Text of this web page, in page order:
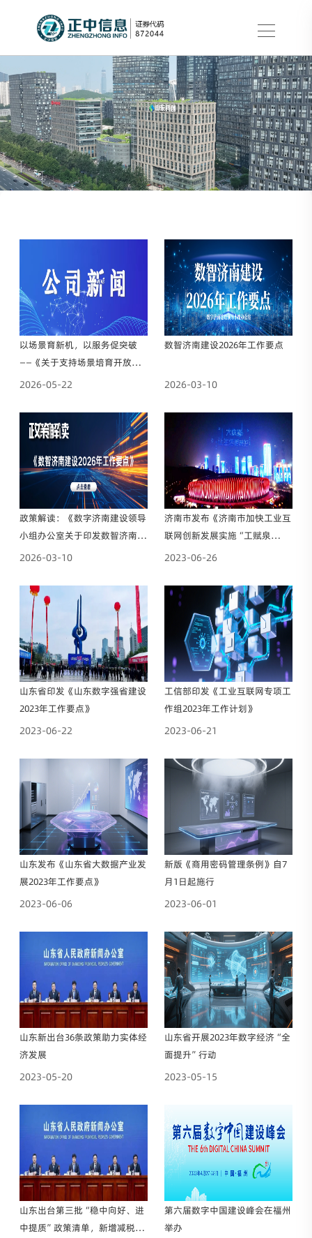
以场景育新机，以服务促突破
——《关于支持场景培育开放应
用推动新质生产力突破发展的行
2026-05-22
数智济南建设2026年工作要点
2026-03-10
政策解读：《数字济南建设领导
小组办公室关于印发数智济南建
设2026年工作要点的通知》
2026-03-10
济南市发布《济南市加快工业互
联网创新发展实施“工赋泉
城”行动计划（2023—2025
2023-06-26
山东省印发《山东数字强省建设
2023年工作要点》
2023-06-22
工信部印发《工业互联网专项工
作组2023年工作计划》
2023-06-21
山东发布《山东省大数据产业发
展2023年工作要点》
2023-06-06
新版《商用密码管理条例》自7
月1日起施行
2023-06-01
山东新出台36条政策助力实体经
济发展
2023-05-20
山东省开展2023年数字经济“全
面提升”行动
2023-05-15
山东出台第三批“稳中向好、进
中提质”政策清单，新增减税降
第六届数字中国建设峰会在福州
举办